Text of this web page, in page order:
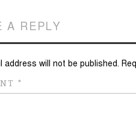
A REPLY
address will not be published.
*